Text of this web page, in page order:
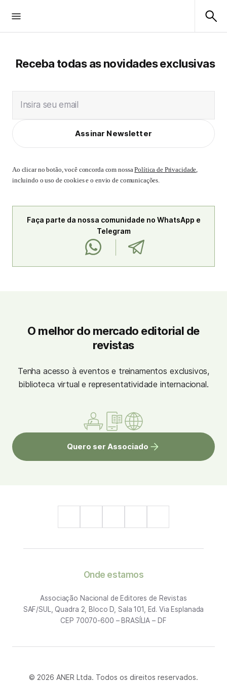
Receba todas as novidades exclusivas
Insira seu email
Assinar Newsletter
Ao clicar no botão, você concorda com nossaPolítica de Privacidade,
incluindo o uso de cookies e o envio de comunicações.
Faça parte da nossa comunidade no WhatsApp e
Telegram
O melhor do mercado editorial de
revistas
Tenha acesso à eventos e treinamentos exclusivos,
biblioteca virtual e representatividade internacional.
Quero ser Associado
Onde estamos
Associação Nacional de Editores de Revistas
SAF/SUL, Quadra 2, Bloco D, Sala 101, Ed. Via Esplanada
CEP 70070-600 – BRASÍLIA – DF
© 2026 ANER Ltda. Todos os direitos reservados.